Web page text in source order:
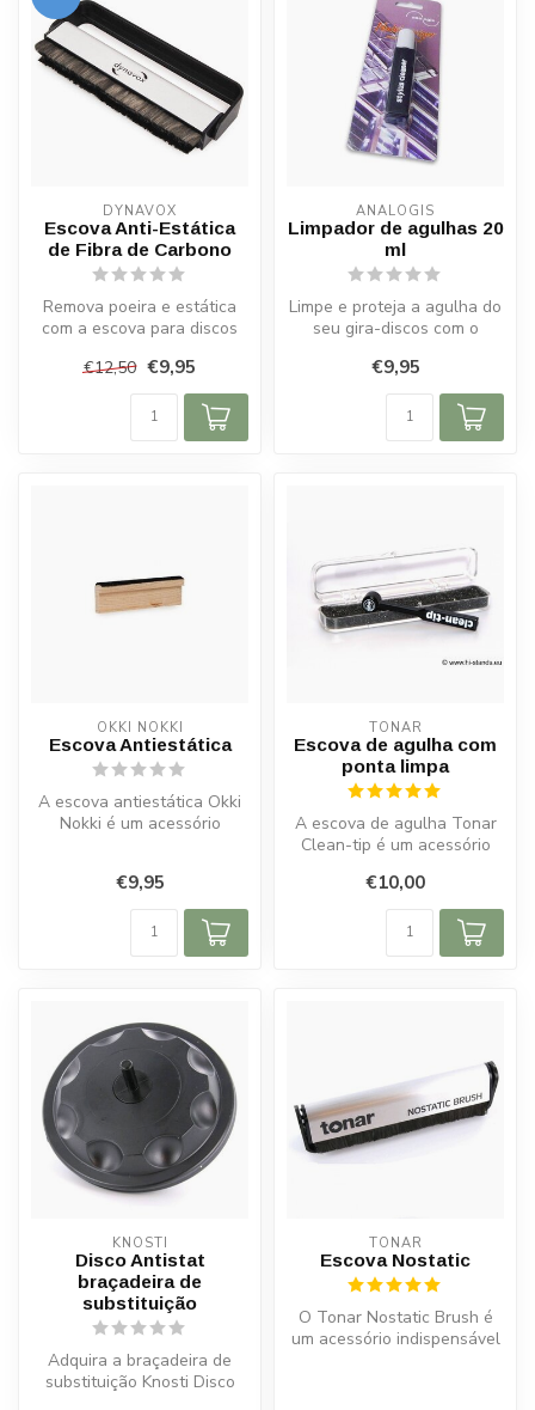
DYNAVOX
Escova Anti-Estática
de Fibra de Carbono
Remova poeira e estática
com a escova para discos
d...
€12,50 €9,95
ANALOGIS
Limpador de agulhas 20
ml
Limpe e proteja a agulha do
seu gira-discos com o
Melho...
€9,95
OKKI NOKKI
Escova Antiestática
A escova antiestática Okki
Nokki é um acessório
€9,95
TONAR
Escova de agulha com
ponta limpa
A escova de agulha Tonar
Clean-tip é um acessório
entusiastas...
€10,00
KNOSTI
Disco Antistat
braçadeira de
substituição
Adquira a braçadeira de
substituição Knosti Disco
TONAR
Escova Nostatic
O Tonar Nostatic Brush é
um acessório indispensável